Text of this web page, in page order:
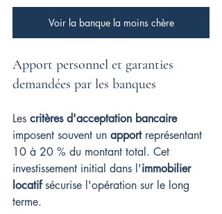
Voir la banque la moins chère
Apport personnel et garanties
demandées par les banques
Les critères d'acceptation bancaire
imposent souvent un apport représentant
10 à 20 % du montant total. Cet
investissement initial dans l'immobilier
locatif sécurise l'opération sur le long
terme.